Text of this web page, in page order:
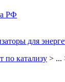
РФ
для
по катализу > ...